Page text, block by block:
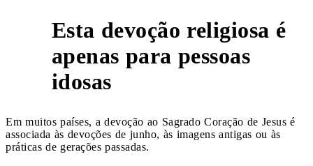
Esta devoção religiosa é
apenas para pessoas
idosas
Em muitos países, a devoção ao Sagrado Coração de Jesus é
associada às devoções de junho, às imagens antigas ou às
práticas de gerações passadas.